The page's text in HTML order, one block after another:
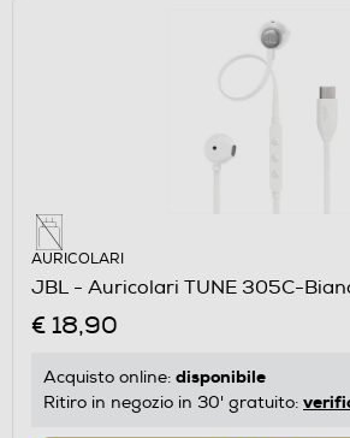
AURICOLARI
JBL - Auricolari TUNE 305C-
€ 18,90
Acquisto online: disponibile
Ritiro in negozio in 30' gratuito: